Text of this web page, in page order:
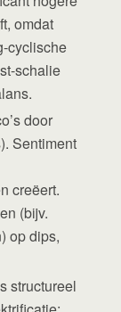
omdat
cyclische
schalie
door
Sentiment
creëert.
(bijv.
op dips,
structureel